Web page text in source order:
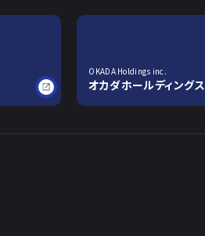
OKADA Holdings inc.
オカダホールディングス